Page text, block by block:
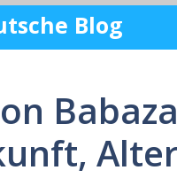
Blog